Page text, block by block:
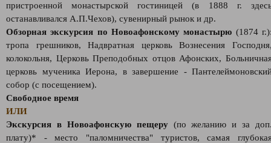
пристроенной монастырской гостиницей (в 1888 г.
останавливался А.П.Чехов), сувенирный рынок и др.
Обзорная экскурсия по Новоафонскому монастырю (1874
тропа грешников, Надвратная церковь Вознесения
колокольня, Церковь Преподобных отцов Афонских,
церковь мученика Иерона, в завершение -
собор (с посещением).
Свободное время
ИЛИ
Экскурсия в Новоафонскую пещеру(по желанию и за
плату)* - место "паломничества" туристов, самая